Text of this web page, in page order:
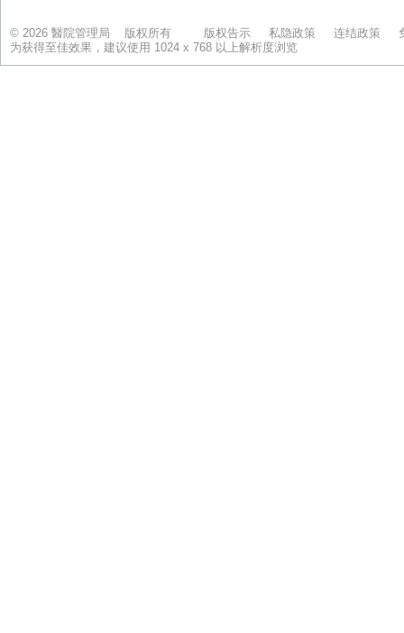
© 2026 醫院管理局 版权所有 版权告示 私隐政策 连结政策
为获得至佳效果，建议使用 1024 x 768 以上解析度浏览